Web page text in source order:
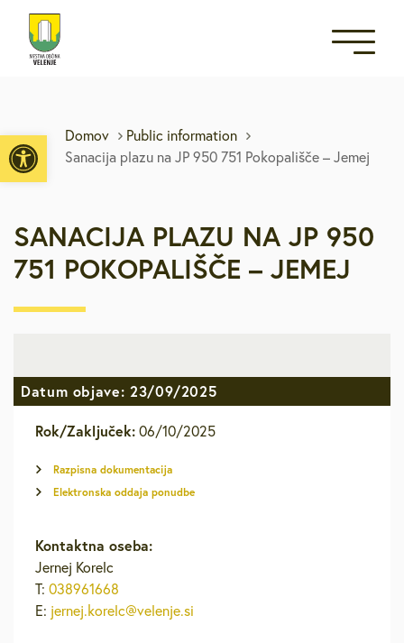
Open toolbar
Domov
Public information
Sanacija plazu na JP 950 751 Pokopališče – Jemej
SANACIJA PLAZU NA JP 950
751 POKOPALIŠČE – JEMEJ
Datum objave: 23/09/2025
Rok/Zaključek: 06/10/2025
Razpisna dokumentacija
Elektronska oddaja ponudbe
Kontaktna oseba:
Jernej Korelc
T: 038961668
E: jernej.korelc@velenje.si